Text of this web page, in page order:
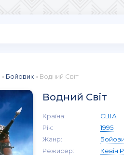
» Бойовик » Водний Світ
Водний Світ
Країна:
США
Рік:
1995
Жанр:
Режисер:
Кевін